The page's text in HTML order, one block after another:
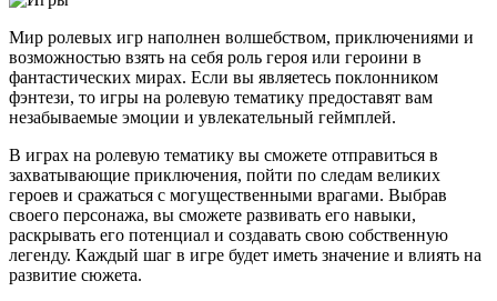
Мир ролевых игр наполнен волшебством, приключениями и
возможностью взять на себя роль героя или героини в
фантастических мирах. Если вы являетесь поклонником
фэнтези, то игры на ролевую тематику предоставят вам
незабываемые эмоции и увлекательный геймплей.
В играх на ролевую тематику вы сможете отправиться в
захватывающие приключения, пойти по следам великих
героев и сражаться с могущественными врагами. Выбрав
своего персонажа, вы сможете развивать его навыки,
раскрывать его потенциал и создавать свою собственную
легенду. Каждый шаг в игре будет иметь значение и влиять на
развитие сюжета.